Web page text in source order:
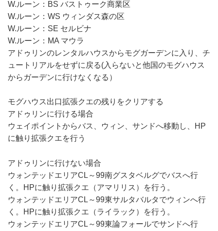
W.ルーン：BS バストゥーク商業区
W.ルーン：WS ウィンダス森の区
W.ルーン：SE セルビナ
W.ルーン：MA マウラ
アドゥリンのレンタルハウスからモグガーデンに入り、チ
ュートリアルをせずに戻る(入らないと他国のモグハウス
からガーデンに行けなくなる）
モグハウス出口拡張クエの残りをクリアする
アドゥリンに行ける場合
ウェイポイントからバス、ウィン、サンドへ移動し、HP
に触り拡張クエを行う
アドゥリンに行けない場合
ウォンテッドエリアCL～99南グスタベルグでバスへ行
く。HPに触り拡張クエ（アマリリス）を行う。
ウォンテッドエリアCL～99東サルタバルタでウィンへ行
く。HPに触り拡張クエ（ライラック）を行う。
ウォンテッドエリアCL～99東論フォールでサンドへ行